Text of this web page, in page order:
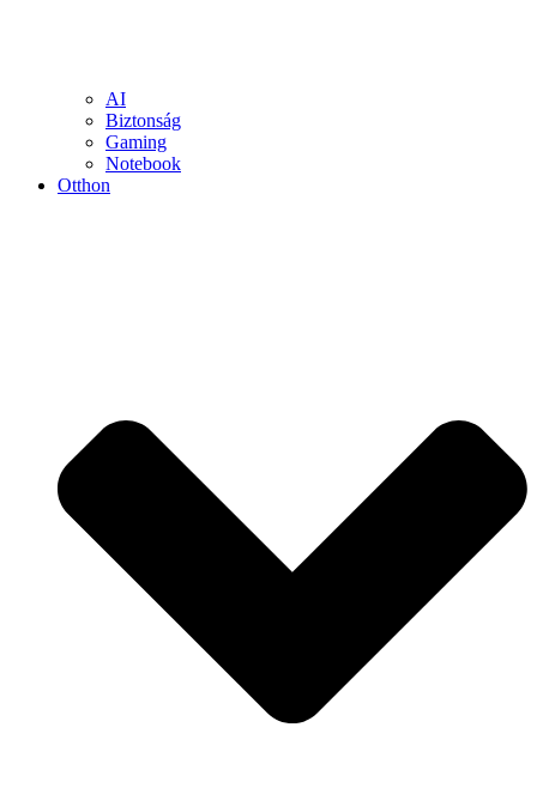
AI
Biztonság
Gaming
Notebook
Otthon